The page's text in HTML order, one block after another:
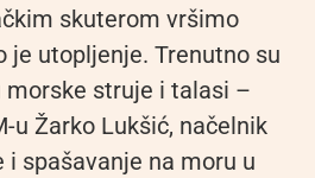
skuterom vršimo
je utopljenje. Trenutno su
struje i talasi –
u Žarko Lukšić, načelnik
spašavanje na moru u